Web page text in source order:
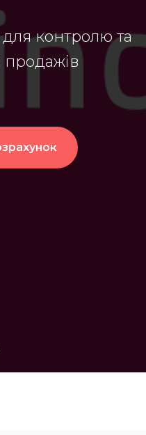
контролю та